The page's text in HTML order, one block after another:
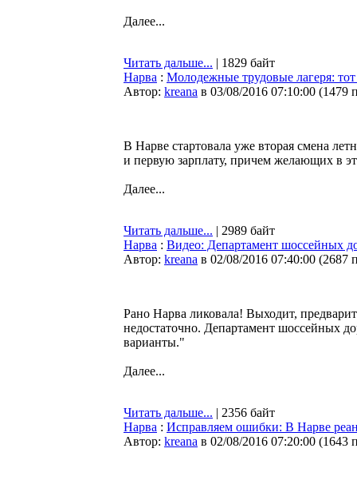
Далее...
Читать дальше... | 1829 байт
Нарва : Молодежные трудовые лагеря:
Автор: kreana в 03/08/2016 07:10:00 (1479
В Нарве стартовала уже вторая смена
и первую зарплату, причем желающих в
Далее...
Читать дальше... | 2989 байт
Нарва : Видео: Департамент шоссейных
Автор: kreana в 02/08/2016 07:40:00 (2687
Рано Нарва ликовала! Выходит,
недостаточно. Департамент шоссейных
варианты."
Далее...
Читать дальше... | 2356 байт
Нарва : Исправляем ошибки: В Нарве
Автор: kreana в 02/08/2016 07:20:00 (1643